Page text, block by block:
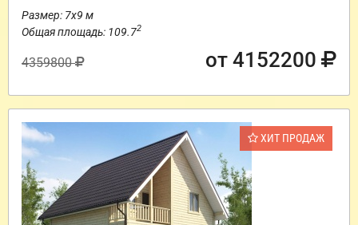
Размер: 7х9 м
Общая площадь: 109.72
4359800 от 4152200
ХИТ ПРОДАЖ